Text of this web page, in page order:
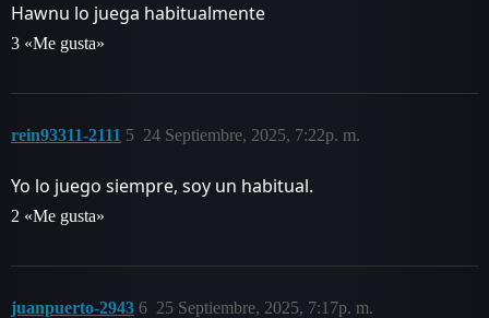
Hawnu lo juega habitualmente
3 «Me gusta»
rein93311-2111 24 Septiembre, 2025, 7:22p. m.
5
Yo lo juego siempre, soy un habitual.
2 «Me gusta»
juanpuerto-2943 25 Septiembre, 2025, 7:17p. m.
6